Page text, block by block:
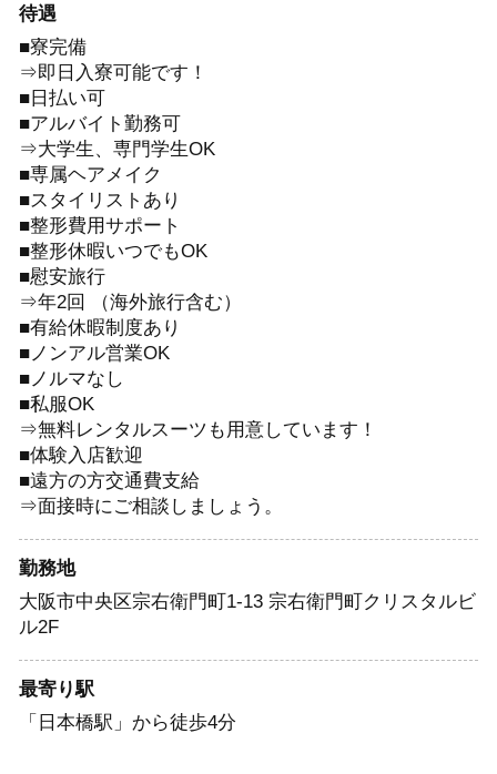
待遇
■寮完備
⇒即日入寮可能です！
■日払い可
■アルバイト勤務可
⇒大学生、専門学生OK
■専属ヘアメイク
■スタイリストあり
■整形費用サポート
■整形休暇いつでもOK
■慰安旅行
⇒年2回 （海外旅行含む）
■有給休暇制度あり
■ノンアル営業OK
■ノルマなし
■私服OK
⇒無料レンタルスーツも用意しています！
■体験入店歓迎
■遠方の方交通費支給
⇒面接時にご相談しましょう。
勤務地
大阪市中央区宗右衛門町1-13 宗右衛門町クリスタルビ
ル2F
最寄り駅
「日本橋駅」から徒歩4分